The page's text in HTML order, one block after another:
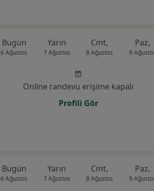
Bugün
6 Ağustos
Yarın
7 Ağustos
Cmt,
8 Ağustos
Paz,
9
Online randevu erişime kapalı
Profili Gör
Bugün
6 Ağustos
Yarın
7 Ağustos
Cmt,
8 Ağustos
Paz,
9